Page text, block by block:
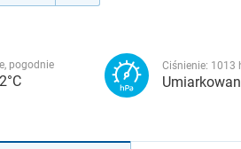
pogodnie Ciśnienie: 1013